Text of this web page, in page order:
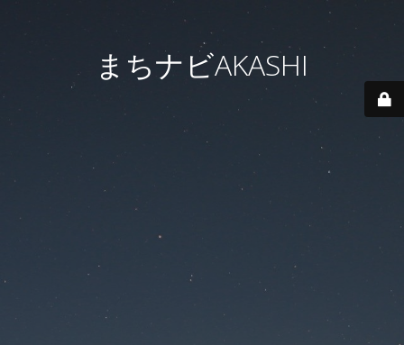
まちナビAKASHI